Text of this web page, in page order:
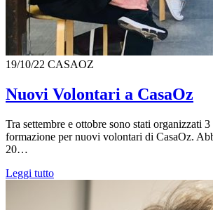
19/10/22 CASAOZ
Nuovi Volontari a CasaOz
Tra settembre e ottobre sono stati organizzati
formazione per nuovi volontari di CasaOz.
20…
Leggi tutto